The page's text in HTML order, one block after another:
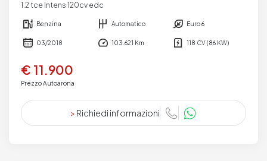
1.2 tce Intens 120cv edc
Benzina Automatico Euro 6
03/2018 103.621 Km 118 CV (86 KW)
€ 11.900
Prezzo Autoarona
> Richiedi informazioni